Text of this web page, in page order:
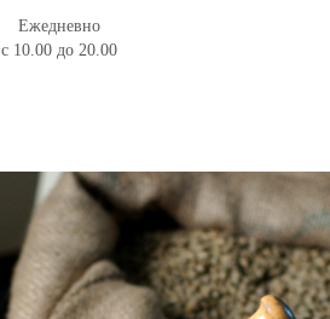
Ежедневно
с 10.00 до 20.00